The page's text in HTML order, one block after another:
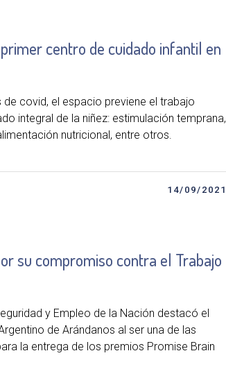
centro de cuidado infantil en
covid, el espacio previene el trabajo
integral de la niñez: estimulación temprana,
nutricional, entre otros.
14/09/2021
su compromiso contra el Trabajo
y Empleo de la Nación destacó el
de Arándanos al ser una de las
la entrega de los premios Promise Brain